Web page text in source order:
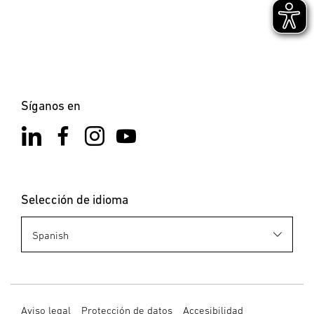
Síganos en
Selección de idioma
Aviso legal Protección de datos Accesibilidad
260 S